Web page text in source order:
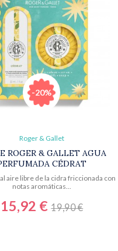
-20%
Roger & Gallet
ROGER & GALLET AGUA
CÉDRAT
aire libre de la cidra friccionada con
notas aromáticas...
15,92 €19,90 €